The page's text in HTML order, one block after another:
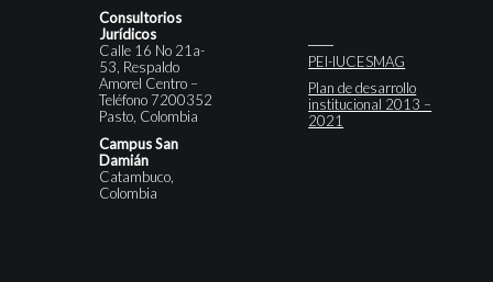
Consultorios
Jurídicos
Calle 16 No 21a-
53, Respaldo
Amorel Centro –
Teléfono 7200352
Pasto, Colombia
Campus San
Damián
Catambuco,
Colombia
PEI-IUCESMAG
Plan de desarrollo
institucional 2013 –
2021